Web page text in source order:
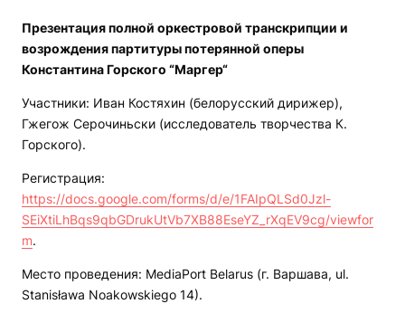
Презентация полной оркестровой транскрипции и
возрождения партитуры потерянной оперы
Константина Горского “Маргер“
Участники: Иван Костяхин (белорусский дирижер),
Гжегож Серочиньски (исследователь творчества К.
Горского).
Регистрация:
https://docs.google.com/forms/d/e/1FAIpQLSd0Jzl-
SEiXtiLhBqs9qbGDrukUtVb7XB88EseYZ_rXqEV9cg/viewfor
m.
Место проведения: MediaPort Belarus (г. Варшава, ul.
Stanisława Noakowskiego 14).